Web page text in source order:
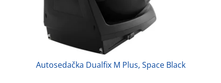
Autosedačka Dualfix M Plus, Space Black